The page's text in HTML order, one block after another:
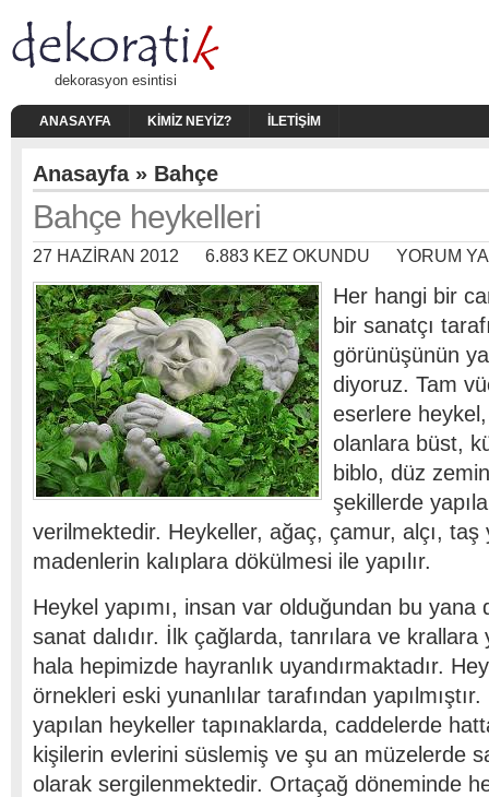
dekorasyon esintisi
ANASAYFA KIMIZ NEYIZ? İLETIŞIM
Anasayfa» Bahçe
Bahçe heykelleri
27 HAZIRAN 2012 6.883 KEZ OKUNDU YORUM
Her hangi bir
bir sanatçı
görünüşünün
diyoruz. Tam
eserlere
olanlara büst,
biblo, düz
şekillerde
verilmektedir. Heykeller, ağaç, çamur, alçı, taş
madenlerin kalıplara dökülmesi ile yapılır.
Heykel yapımı, insan var olduğundan bu yana
sanat dalıdır. İlk çağlarda, tanrılara ve krallara
hala hepimizde hayranlık uyandırmaktadır.
örnekleri eski yunanlılar tarafından
yapılan heykeller tapınaklarda, caddelerde
kişilerin evlerini süslemiş ve şu an müzelerde
olarak sergilenmektedir. Ortaçağ döneminde